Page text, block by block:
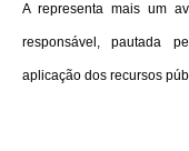
A representa mais um
responsável, pautada
aplicação dos recursos